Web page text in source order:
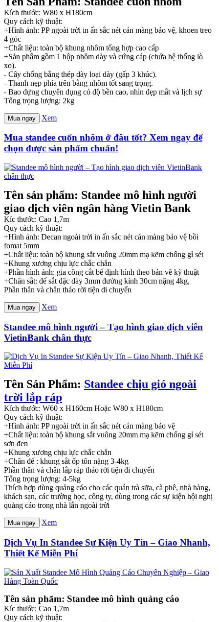
Kích thước: W80 x H180cm
Quy cách kỹ thuật:
+Hình ảnh: PP ngoài trời in ấn sắc nét cán màng bảo vệ, khoen treo
4 góc
+Chất liệu: toàn bộ khung nhôm tổng hợp cao cấp
+Sản phẩm gồm 1 hộp nhôm dày và cứng cáp (chứa hệ thống lò
xo).
- Cây chống bằng thép dày loại dày (gấp 3 khúc).
- Thanh nẹp phía trên bằng nhôm tốt sang trọng.
- Bao đựng chuyên dụng có độ bền cao, nhìn đẹp mắt và lịch sự
Tổng trọng lượng: 2kg
Mua ngay Xem
Mua standee cuốn nhôm ở đâu tốt? Xem ngay để
chọn được sản phẩm chuẩn!
Tên sản phẩm: Standee mô hình người
giao dịch viên ngân hàng Vietin Bank
Kíc thước: Cao 1,7m
Quy cách kỹ thuật:
+Hình ảnh: Decan ngoài trời in ấn sắc nét cán màng bảo vệ bồi
fomat 5mm
+Chất liệu: toàn bộ khung sắt vuông 20mm mạ kẽm chống gỉ sét
+Khung xương chịu lực chắc chắn
+Phần hình ảnh: gia công cắt bế định hình theo bản vẽ kỹ thuật
+Chân sắt: đế sắt đặc dày 3mm đường kính 30cm nặng 4kg,
Phần thân và chân tháo rời tiện di chuyển
Mua ngay Xem
Standee mô hình người – Tạo hình giao dịch viên
VietinBank chân thực
Tên Sản Phẩm: Standee chịu gió ngoài
trời lắp ráp
Kích thước: W60 x H160cm Hoặc W80 x H180cm
Quy cách kỹ thuật:
+Hình ảnh: PP ngoài trời in ấn sắc nét cán màng bảo vệ
+Chất liệu: toàn bộ khung sắt vuông 20mm mạ kẽm chống gỉ sét
sơn đen
+Khung xương chịu lực chắc chắn
+Chân đế : khung sắt ốp tôn nặng 3-4kg
Phần thân và chân lắp ráp tháo rời tiện di chuyển
Tổng trọng lượng: 4-5kg
Thích hợp dùng quảng cáo cho các quán trà sữa, cà phê, nhà hàng,
khách sạn, các trường học, công ty, dùng trong các sự kiện hội nghị
quảng cáo trong nhà lẫn ngoài trời
Mua ngay Xem
Dịch Vụ In Standee Sự Kiện Uy Tín – Giao Nhanh,
Thiết Kế Miễn Phí
Tên sản phẩm: Standee mô hình quảng cáo
Kíc thước: Cao 1,7m
Quy cách kỹ thuật: